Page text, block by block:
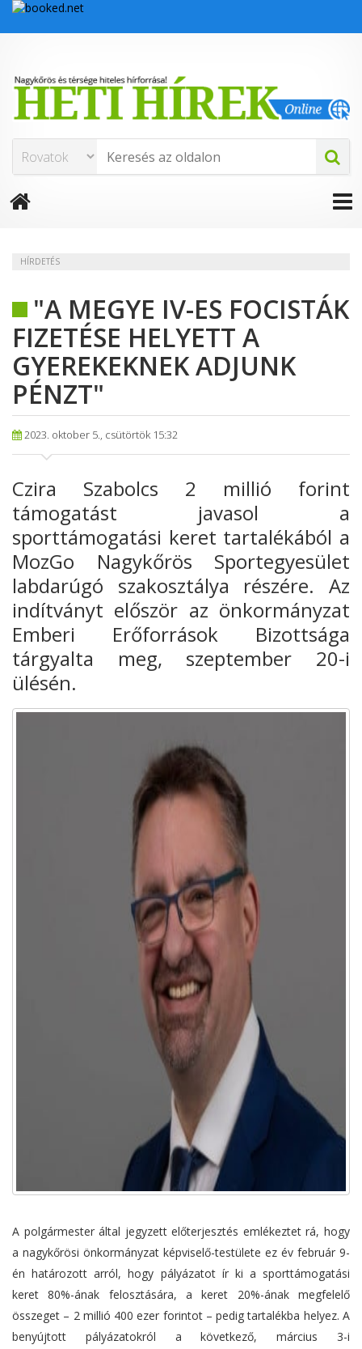
HÍRDETÉS
"A MEGYE IV-ES FOCISTÁK
FIZETÉSE HELYETT A
GYEREKEKNEK ADJUNK
PÉNZT"
2023. oktober 5., csütörtök 15:32
Czira Szabolcs 2 millió forint
támogatást javasol a
sporttámogatási keret tartalékából a
MozGo Nagykőrös Sportegyesület
labdarúgó szakosztálya részére. Az
indítványt először az önkormányzat
Emberi Erőforrások Bizottsága
tárgyalta meg, szeptember 20-i
ülésén.
A polgármester által jegyzett előterjesztés emlékeztet rá, hogy
a nagykőrösi önkormányzat képviselő-testülete ez év február 9-
én határozott arról, hogy pályázatot ír ki a sporttámogatási
keret 80%-ának felosztására, a keret 20%-ának megfelelő
összeget – 2 millió 400 ezer forintot – pedig tartalékba helyez. A
benyújtott pályázatokról a következő, március 3-i